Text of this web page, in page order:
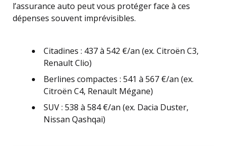
l’assurance auto peut vous protéger face à ces
dépenses souvent imprévisibles.
Citadines : 437 à 542 €/an (ex. Citroën C3,
Renault Clio)
Berlines compactes : 541 à 567 €/an (ex.
Citroën C4, Renault Mégane)
SUV : 538 à 584 €/an (ex. Dacia Duster,
Nissan Qashqai)